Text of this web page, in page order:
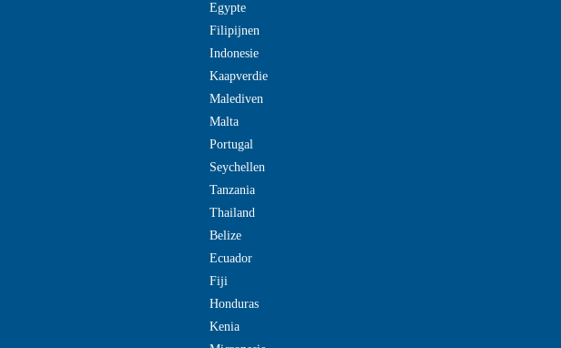
Egypte
Filipijnen
Indonesie
Kaapverdie
Malediven
Malta
Portugal
Seychellen
Tanzania
Thailand
Belize
Ecuador
Fiji
Honduras
Kenia